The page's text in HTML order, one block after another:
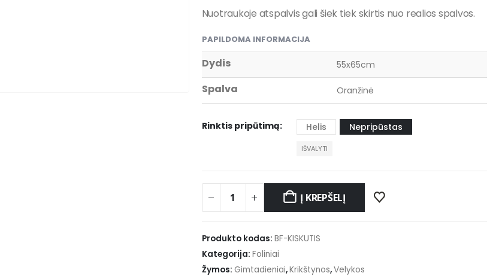
Nuotraukoje atspalvis gali šiek tiek skirtis nuo realios spalvos.
PAPILDOMA INFORMACIJA
Dydis 55x65cm
Spalva Oranžinė
Rinktis pripūtimą Helis Nepripūstas
IŠVALYTI
Į KREPŠELĮ
Produkto kodas: BF-KISKUTIS
Kategorija: Foliniai
Žymos: Gimtadieniai,Krikštynos,Velykos